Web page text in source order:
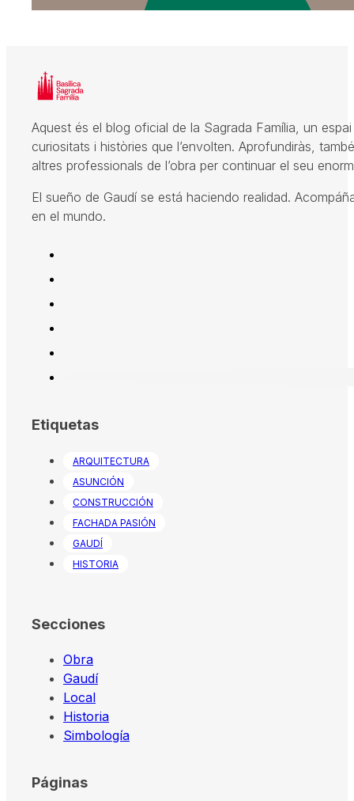
Aquest és el blog oficial de la Sagrada Família, un
curiositats i històries que l’envolten. Aprofundiràs,
altres professionals de l’obra per continuar el seu
El sueño de Gaudí se está haciendo realidad.
en el mundo.
Etiquetas
ARQUITECTURA
ASUNCIÓN
CONSTRUCCIÓN
FACHADA PASIÓN
GAUDÍ
HISTORIA
Secciones
Obra
Gaudí
Local
Historia
Simbología
Páginas